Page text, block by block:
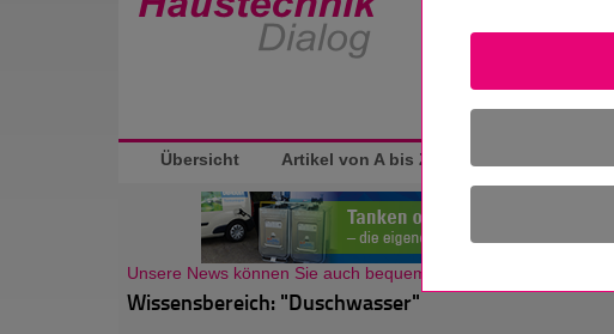
Übersicht Artikel von A bis Z
Unsere News können Sie auch bequem als Newsletter erhalten!
Wissensbereich: "Duschwasser"